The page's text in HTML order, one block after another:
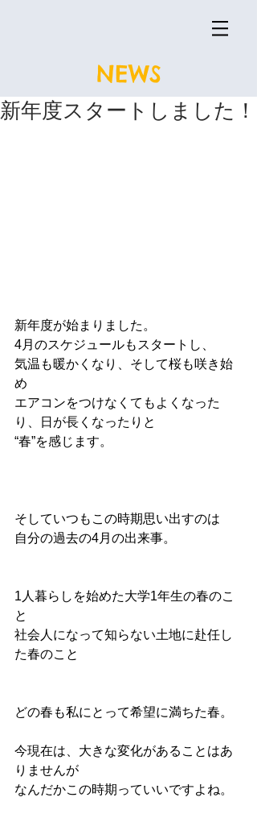
NEWS
新年度スタートしました！
新年度が始まりました。
4月のスケジュールもスタートし、
気温も暖かくなり、そして桜も咲き始
め
エアコンをつけなくてもよくなった
り、日が長くなったりと
“春”を感じます。
そしていつもこの時期思い出すのは
自分の過去の4月の出来事。
1人暮らしを始めた大学1年生の春のこ
と
社会人になって知らない土地に赴任し
た春のこと
どの春も私にとって希望に満ちた春。
今現在は、大きな変化があることはあ
りませんが
なんだかこの時期っていいですよね。